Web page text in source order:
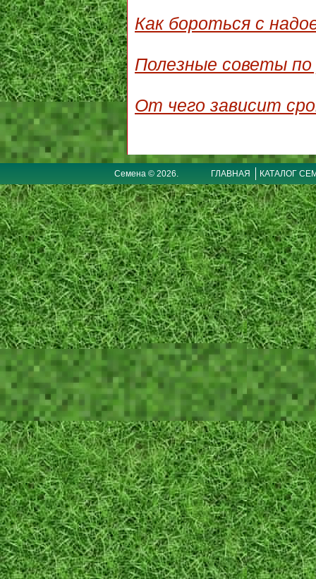
Как бороться с
Полезные советы по
От чего зависит
Семена © 2026. ГЛАВНАЯ КАТАЛОГ